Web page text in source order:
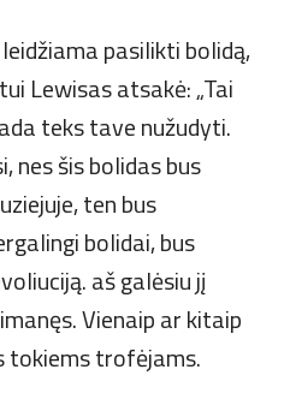
pasilikti bolidą,
Lewisas atsakė: „Tai
teks tave nužudyti.
nes šis bolidas bus
ten bus
bolidai, bus
aš galėsiu jį
Vienaip ar kitaip
tokiems trofėjams.